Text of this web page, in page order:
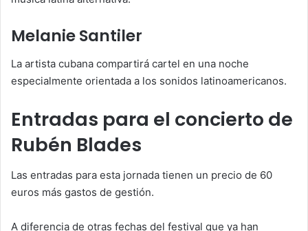
Melanie Santiler
La artista cubana compartirá cartel en una noche
especialmente orientada a los sonidos latinoamericanos.
Entradas para el concierto de
Rubén Blades
Las entradas para esta jornada tienen un precio de 60
euros más gastos de gestión.
A diferencia de otras fechas del festival que ya han